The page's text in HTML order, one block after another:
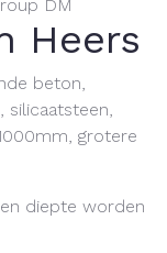
Heers
beton,
silicaatsteen,
grotere
diepte worden